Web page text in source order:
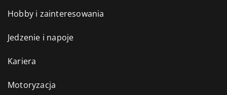
Hobby i zainteresowania
Jedzenie i napoje
Kariera
Motoryzacja